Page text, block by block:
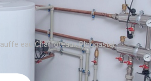
eau Chaffoteaux Plougastel